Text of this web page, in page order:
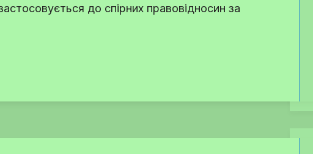
до спірних правовідносин за